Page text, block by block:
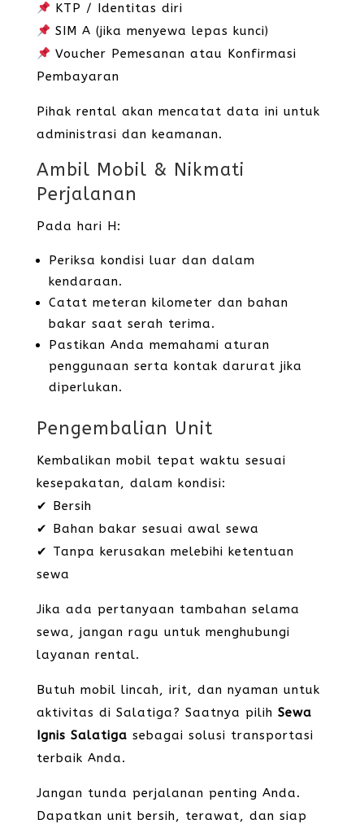
KTP / Identitas diri
SIM A (jika menyewa lepas kunci)
Voucher Pemesanan atau Konfirmasi
Pembayaran
Pihak rental akan mencatat data ini untuk
administrasi dan keamanan.
Ambil Mobil & Nikmati
Perjalanan
Pada hari H:
Periksa kondisi luar dan dalam
kendaraan.
Catat meteran kilometer dan bahan
bakar saat serah terima.
Pastikan Anda memahami aturan
penggunaan serta kontak darurat jika
diperlukan.
Pengembalian Unit
Kembalikan mobil tepat waktu sesuai
kesepakatan, dalam kondisi:
✔ Bersih
✔ Bahan bakar sesuai awal sewa
✔ Tanpa kerusakan melebihi ketentuan
sewa
Jika ada pertanyaan tambahan selama
sewa, jangan ragu untuk menghubungi
layanan rental.
Butuh mobil lincah, irit, dan nyaman untuk
aktivitas di Salatiga? Saatnya pilih Sewa
Ignis Salatiga sebagai solusi transportasi
terbaik Anda.
Jangan tunda perjalanan penting Anda.
Dapatkan unit bersih, terawat, dan siap